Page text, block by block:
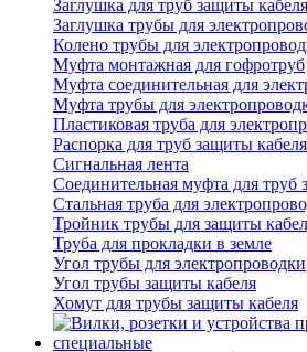
Заглушка для труб защиты кабеля
Заглушка трубы для
Колено трубы для
Муфта монтажная для гофротруб
Муфта соединительная для
Муфта трубы для
Пластиковая труба для
Распорка для труб защиты кабеля
Сигнальная лента
Соединительная муфта для труб
Стальная труба для
Тройник трубы для защиты
Труба для прокладки в земле
Угол трубы для электропроводки
Угол трубы защиты кабеля
Хомут для трубы защиты кабеля